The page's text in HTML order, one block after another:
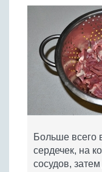
Больше всего
сердечек, на
сосудов,